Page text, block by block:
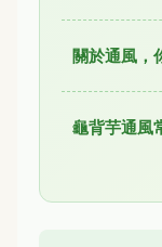
關於通風，
龜背芋通風